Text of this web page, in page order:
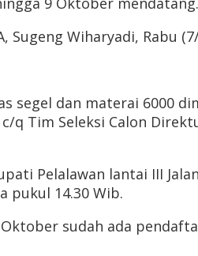
Wiharyadi, Rabu
segel dan materai 6000
Tim Seleksi Calon
Pelalawan lantai III
pukul 14.30 Wib.
sudah ada